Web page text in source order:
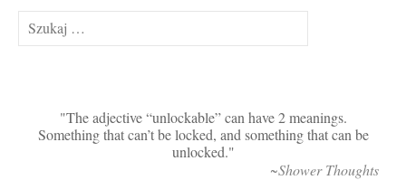
Szukaj:
The adjective “unlockable” can have 2 meanings.
Something that can’t be locked, and something that can be
unlocked.
~Shower Thoughts